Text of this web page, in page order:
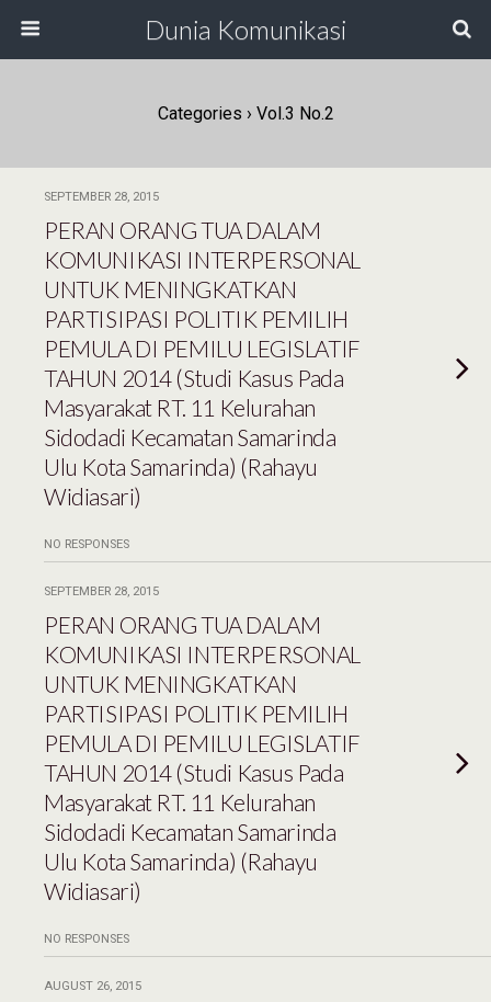
Dunia Komunikasi
Categories › Vol.3 No.2
SEPTEMBER 28, 2015
PERAN ORANG TUA DALAM
KOMUNIKASI INTERPERSONAL
UNTUK MENINGKATKAN
PARTISIPASI POLITIK PEMILIH
PEMULA DI PEMILU LEGISLATIF
TAHUN 2014 (Studi Kasus Pada
Masyarakat RT. 11 Kelurahan
Sidodadi Kecamatan Samarinda
Ulu Kota Samarinda) (Rahayu
Widiasari)
NO RESPONSES
SEPTEMBER 28, 2015
PERAN ORANG TUA DALAM
KOMUNIKASI INTERPERSONAL
UNTUK MENINGKATKAN
PARTISIPASI POLITIK PEMILIH
PEMULA DI PEMILU LEGISLATIF
TAHUN 2014 (Studi Kasus Pada
Masyarakat RT. 11 Kelurahan
Sidodadi Kecamatan Samarinda
Ulu Kota Samarinda) (Rahayu
Widiasari)
NO RESPONSES
AUGUST 26, 2015